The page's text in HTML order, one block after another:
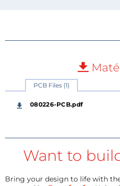
PCB Files (1)
080226-PCB.pdf
Want to
Bring your design to life with